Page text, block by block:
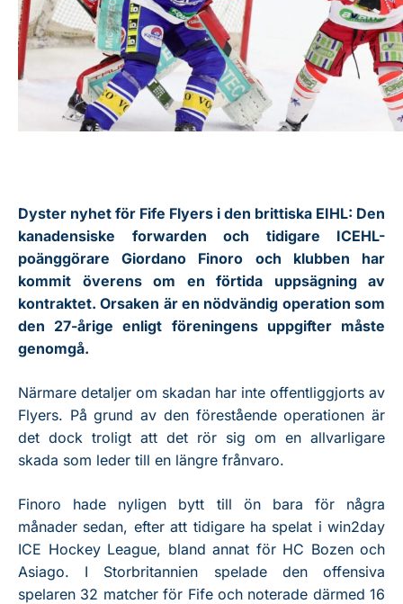
Dyster nyhet för Fife Flyers i den brittiska EIHL: Den
kanadensiske forwarden och tidigare ICEHL-
poänggörare Giordano Finoro och klubben har
kommit överens om en förtida uppsägning av
kontraktet. Orsaken är en nödvändig operation som
den 27-årige enligt föreningens uppgifter måste
genomgå.
Närmare detaljer om skadan har inte offentliggjorts av
Flyers. På grund av den förestående operationen är
det dock troligt att det rör sig om en allvarligare
skada som leder till en längre frånvaro.
Finoro hade nyligen bytt till ön bara för några
månader sedan, efter att tidigare ha spelat i win2day
ICE Hockey League, bland annat för HC Bozen och
Asiago. I Storbritannien spelade den offensiva
spelaren 32 matcher för Fife och noterade därmed 16